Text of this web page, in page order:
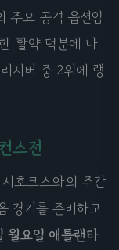
주요 공격 옵션임
활약 덕분에 나
시버 중 2위에 랭
스전
호크스와의 주간
경기를 준비하고
월요일 애틀랜타